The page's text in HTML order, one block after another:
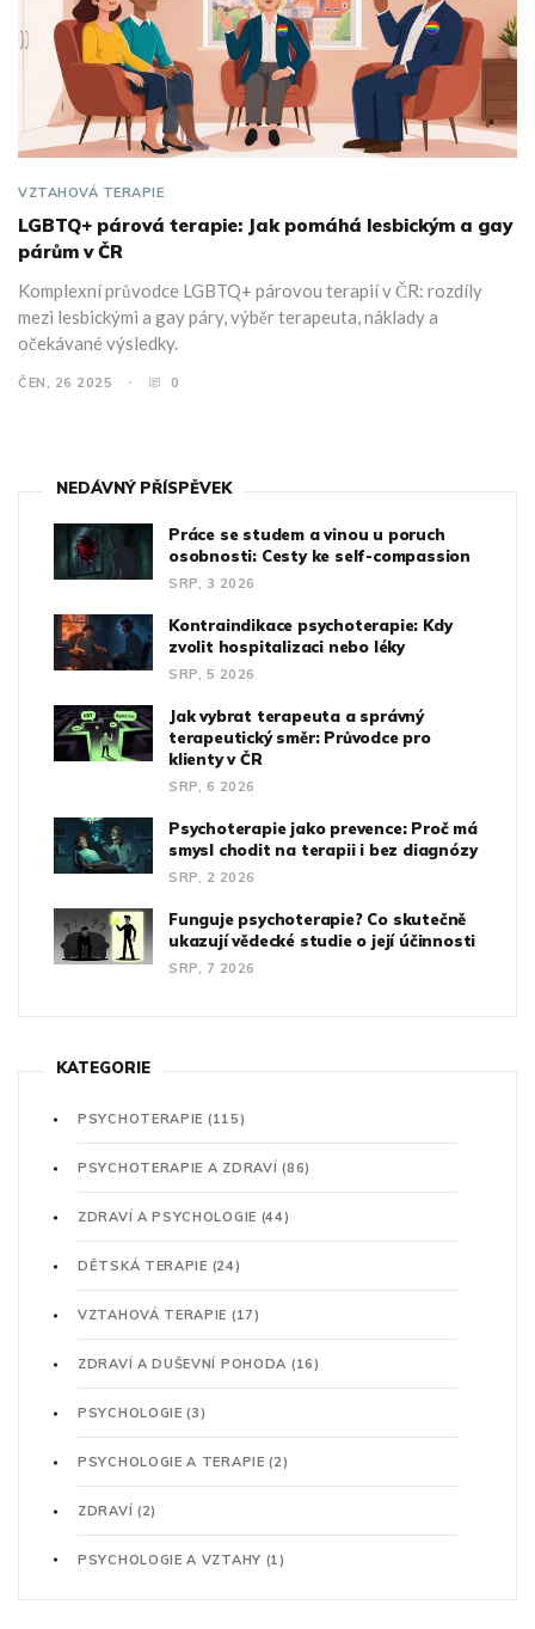
VZTAHOVÁ TERAPIE
LGBTQ+ párová terapie: Jak pomáhá lesbickým a gay
párům v ČR
Komplexní průvodce LGBTQ+ párovou terapií v ČR: rozdíly
mezi lesbickými a gay páry, výběr terapeuta, náklady a
očekávané výsledky.
ČEN, 26 2025 0
NEDÁVNÝ PŘÍSPĚVEK
Práce se studem a vinou u poruch
osobnosti: Cesty ke self-compassion
SRP, 3 2026
Kontraindikace psychoterapie: Kdy
zvolit hospitalizaci nebo léky
SRP, 5 2026
Jak vybrat terapeuta a správný
terapeutický směr: Průvodce pro
klienty v ČR
SRP, 6 2026
Psychoterapie jako prevence: Proč má
smysl chodit na terapii i bez diagnózy
SRP, 2 2026
Funguje psychoterapie? Co skutečně
ukazují vědecké studie o její účinnosti
SRP, 7 2026
KATEGORIE
PSYCHOTERAPIE (115)
PSYCHOTERAPIE A ZDRAVÍ(86)
ZDRAVÍ A PSYCHOLOGIE (44)
DĚTSKÁ TERAPIE (24)
VZTAHOVÁ TERAPIE (17)
ZDRAVÍ A DUŠEVNÍ POHODA (16)
PSYCHOLOGIE(3)
PSYCHOLOGIE A TERAPIE(2)
ZDRAVÍ (2)
PSYCHOLOGIE A VZTAHY (1)